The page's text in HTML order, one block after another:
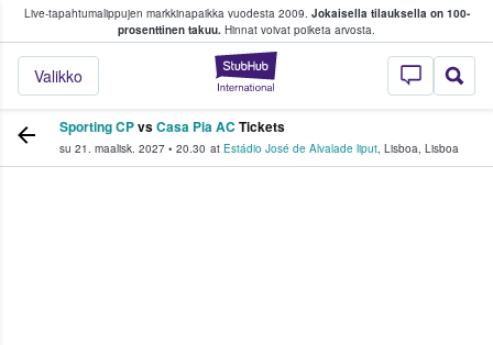
Live-tapahtumalippujen markkinapaikka vuodesta 2009. Jokaisella tilauksella on 100-
prosenttinen takuu. Hinnat voivat poiketa arvosta.
StubHub -
Valikko
fanit ostavat ja myyvät lippuja
Sporting CPvsCasa Pia AC Tickets
su 21. maalisk. 2027 • 20.30 at Estádio José de Alvalade liput, Lisboa, Lisboa